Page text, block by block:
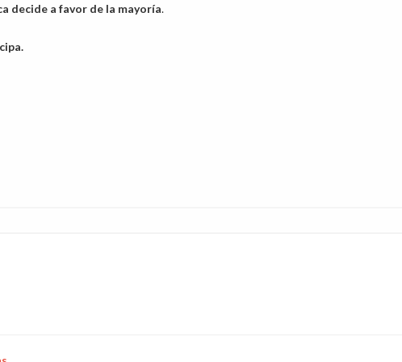
decide a favor de la mayoría.